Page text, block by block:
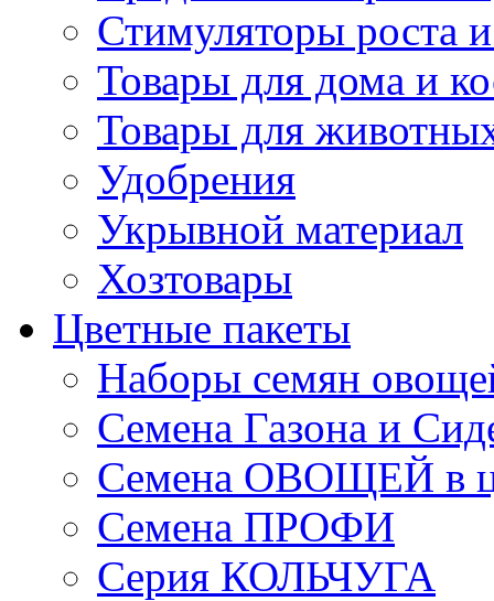
Стимуляторы роста и
Товары для дома и
Товары для
Удобрения
Укрывной материал
Хозтовары
Цветные пакеты
Наборы семян
Семена Газона и
Семена ОВОЩЕЙ в
Семена ПРОФИ
Серия КОЛЬЧУГА